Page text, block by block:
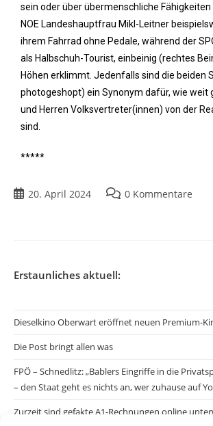
sein oder über übermenschliche
NOE Landeshauptfrau Mikl-Leitner
ihrem Fahrrad ohne Pedale, während der
als Halbschuh-Tourist, einbeinig (rechtes
Höhen erklimmt. Jedenfalls sind die beiden
photogeshopt) ein Synonym dafür, wie weit
und Herren Volksvertreter(innen) von der
sind.
*****
20. April 2024 0 Kommentare
Erstaunliches aktuell:
Dieselkino Oberwart eröffnet neuen Premium-
Die Post bringt allen was
FPÖ – Schnedlitz: „Bablers Eingriffe in die
– den Staat geht es nichts an, wer zuhause auf
Zurzeit sind gefakte A1-Rechnungen online